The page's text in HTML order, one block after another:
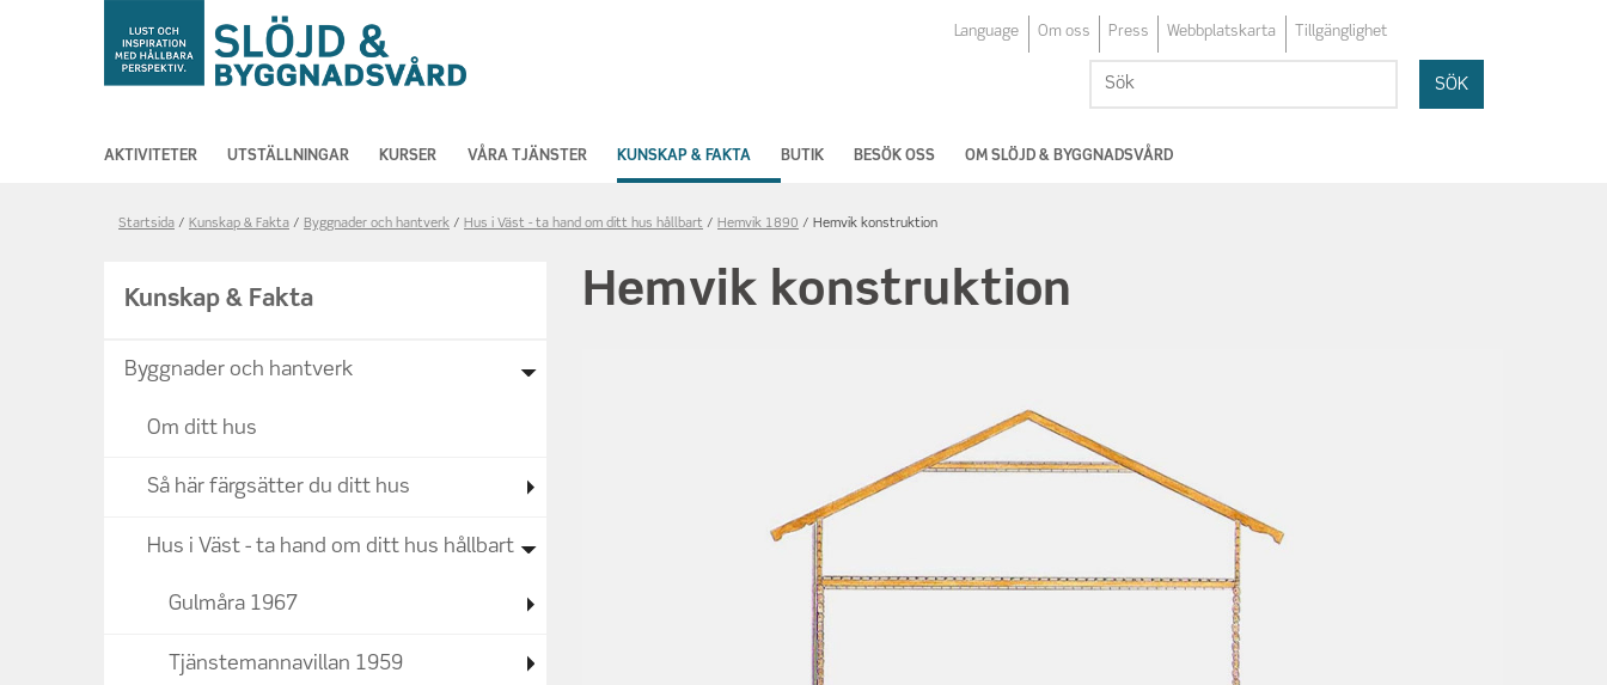
Language Om oss Press Webbplatskarta Tillgänglighet
Sök
Sök
AKTIVITETER UTSTÄLLNINGAR KURSER VÅRA TJÄNSTER KUNSKAP & FAKTA BUTIK BESÖK OSS OM SLÖJD & BYGGNADSVÅRD
Länkstig,
är
Hemvik
konstruktion
Startsida Kunskap & Fakta Byggnader och hantverk Hus i Väst - ta hand om ditt hus hållbart Hemvik 1890 Hemvik konstruktion
Kunskap & Fakta
Byggnader och hantverk
Om ditt hus
Så här färgsätter du ditt hus
Hus i Väst - ta hand om ditt hus hållbart
Gulmåra 1967
Tjänstemannavillan 1959
Hemvik konstruktion